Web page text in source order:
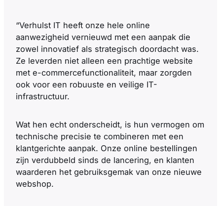
“Verhulst IT heeft onze hele online
aanwezigheid vernieuwd met een aanpak die
zowel innovatief als strategisch doordacht was.
Ze leverden niet alleen een prachtige website
met e-commercefunctionaliteit, maar zorgden
ook voor een robuuste en veilige IT-
infrastructuur.
Wat hen echt onderscheidt, is hun vermogen om
technische precisie te combineren met een
klantgerichte aanpak. Onze online bestellingen
zijn verdubbeld sinds de lancering, en klanten
waarderen het gebruiksgemak van onze nieuwe
webshop.